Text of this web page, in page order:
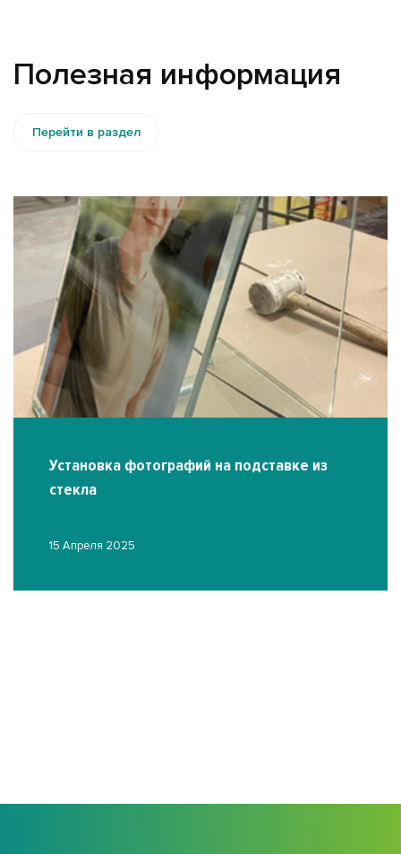
Полезная информация
Перейти в раздел
Установка фотографий на подставке из
стекла
15 Апреля 2025